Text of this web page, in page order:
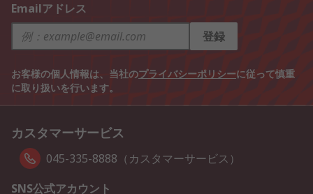
Emailアドレス
登録
お客様の個人情報は、当社のプライバシーポリシーに従って慎重
に取り扱いを行います。
カスタマーサービス
045-335-8888（カスタマーサービス）
SNS公式アカウント